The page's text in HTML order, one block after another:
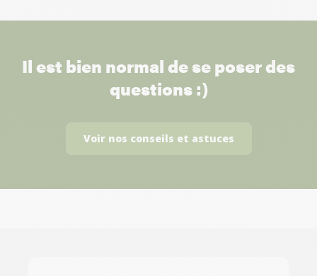
Il est bien normal de se poser des
questions :)
Voir nos conseils et astuces